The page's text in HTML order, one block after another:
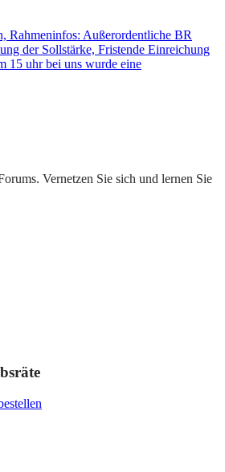
Rahmeninfos: Außerordentliche BR
der Sollstärke, Fristende Einreichung
15 uhr bei uns wurde eine
Vernetzen Sie sich und lernen Sie